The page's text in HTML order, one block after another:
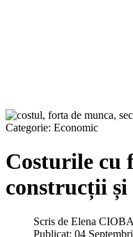
Categorie: Economic
Costurile cu
construcții
Scris de Elena
Publicat: 04